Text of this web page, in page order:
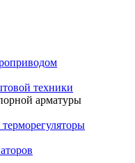
техники
арматуры